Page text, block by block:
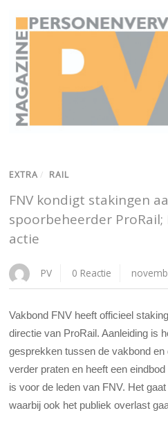
EXTRA / RAIL
FNV kondigt stakingen
spoorbeheerder
actie
PV 0 Reactie
Vakbond FNV heeft officieel
directie van ProRail. Aanleiding is
gesprekken tussen de vakbond
verder praten en heeft een
is voor de leden van FNV. Het
waarbij ook het publiek overlast